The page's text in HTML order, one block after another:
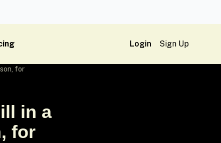
Login Sign Up
for
in a
for